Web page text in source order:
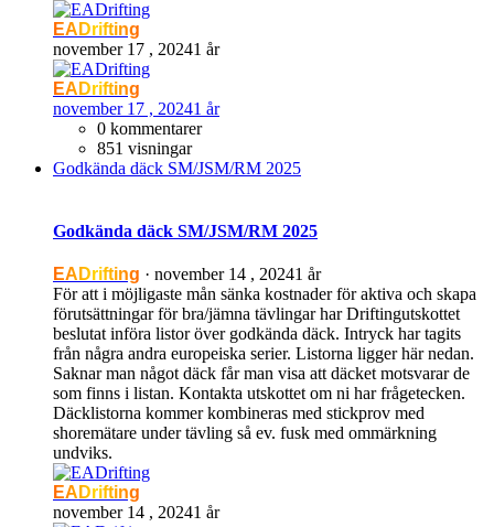
EADrifting
november 17 , 20241 år
EADrifting
november 17 , 20241 år
0 kommentarer
851 visningar
Godkända däck SM/JSM/RM 2025
Godkända däck SM/JSM/RM 2025
EADrifting · november 14 , 20241 år
För att i möjligaste mån sänka kostnader för aktiva och skapa
förutsättningar för bra/jämna tävlingar har Driftingutskottet
beslutat införa listor över godkända däck. Intryck har tagits
från några andra europeiska serier. Listorna ligger här nedan.
Saknar man något däck får man visa att däcket motsvarar de
som finns i listan. Kontakta utskottet om ni har frågetecken.
Däcklistorna kommer kombineras med stickprov med
shoremätare under tävling så ev. fusk med ommärkning
undviks.
EADrifting
november 14 , 20241 år